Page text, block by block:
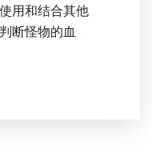
用和结合其他
断怪物的血